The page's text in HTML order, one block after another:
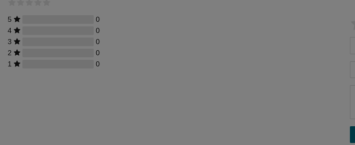
5
0
4
0
3
0
2
0
1
0